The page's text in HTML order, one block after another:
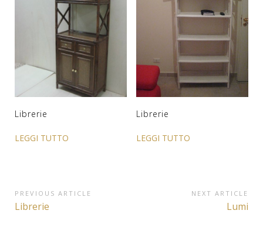
Librerie
LEGGI TUTTO
Librerie
LEGGI TUTTO
Navigazione
articoli
PREVIOUS ARTICLE
Previous
Librerie
NEXT ARTICLE
Next
Lumi